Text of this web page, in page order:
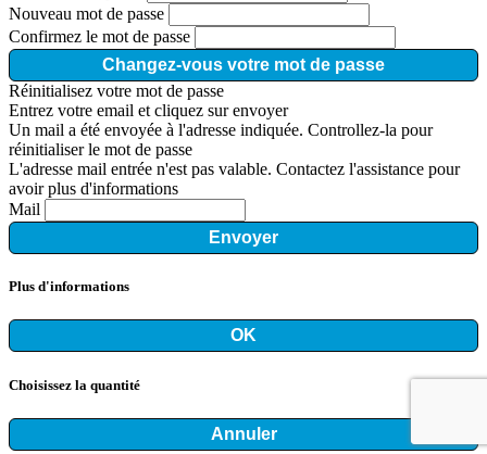
Nouveau mot de passe
Confirmez le mot de passe
Changez-vous votre mot de passe
Réinitialisez votre mot de passe
Entrez votre email et cliquez sur envoyer
Un mail a été envoyée à l'adresse indiquée. Controllez-la pour
réinitialiser le mot de passe
L'adresse mail entrée n'est pas valable. Contactez l'assistance pour
avoir plus d'informations
Mail
Envoyer
Plus d'informations
OK
Choisissez la quantité
Annuler